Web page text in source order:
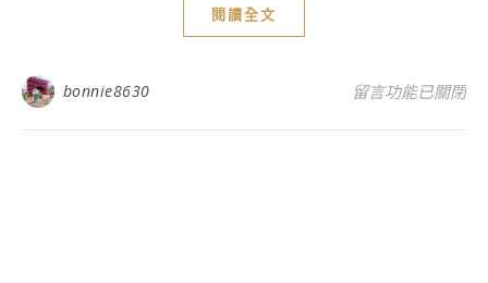
閱讀全文
bonnie8630 在〈高雄衛武營
留言功能已關閉